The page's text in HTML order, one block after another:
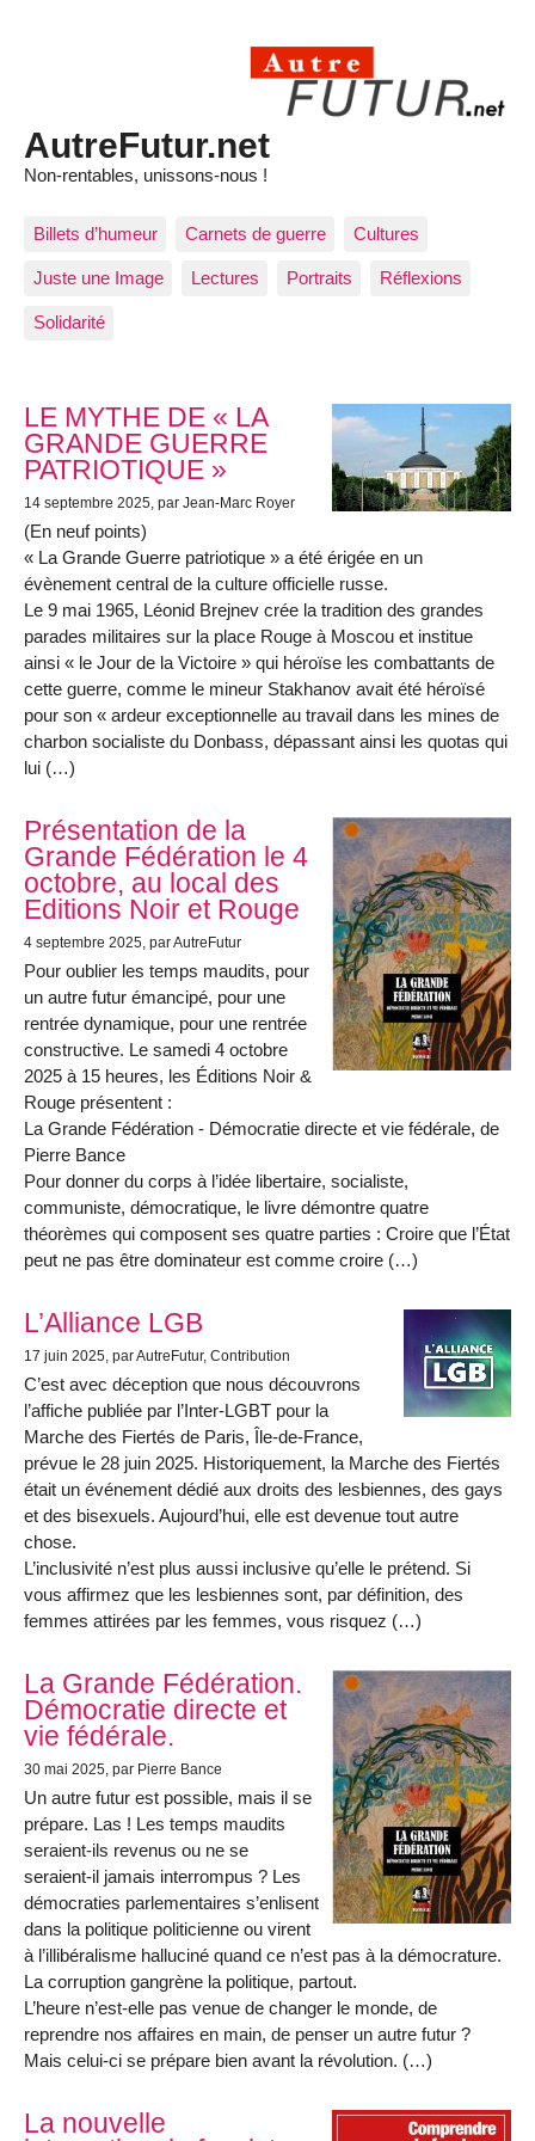
AutreFutur.net
Non-rentables, unissons-nous !
Billets d’humeur Carnets de guerre Cultures
Juste une Image Lectures Portraits Réflexions
Solidarité
Articles les plus récents
LE MYTHE DE « LA
GRANDE GUERRE
PATRIOTIQUE »
14 septembre 2025, par Jean-Marc Royer
(En neuf points)
« La Grande Guerre patriotique » a été érigée en un
évènement central de la culture officielle russe.
Le 9 mai 1965, Léonid Brejnev crée la tradition des grandes
parades militaires sur la place Rouge à Moscou et institue
ainsi « le Jour de la Victoire » qui héroïse les combattants de
cette guerre, comme le mineur Stakhanov avait été héroïsé
pour son « ardeur exceptionnelle au travail dans les mines de
charbon socialiste du Donbass, dépassant ainsi les quotas qui
lui (…)
Présentation de la
Grande Fédération le 4
octobre, au local des
Editions Noir et Rouge
4 septembre 2025, par AutreFutur
Pour oublier les temps maudits, pour
un autre futur émancipé, pour une
rentrée dynamique, pour une rentrée
constructive. Le samedi 4 octobre
2025 à 15 heures, les Éditions Noir &
Rouge présentent :
La Grande Fédération - Démocratie directe et vie fédérale, de
Pierre Bance
Pour donner du corps à l’idée libertaire, socialiste,
communiste, démocratique, le livre démontre quatre
théorèmes qui composent ses quatre parties : Croire que l’État
peut ne pas être dominateur est comme croire (…)
L’Alliance LGB
17 juin 2025, par AutreFutur, Contribution
C’est avec déception que nous découvrons
l’affiche publiée par l’Inter-LGBT pour la
Marche des Fiertés de Paris, Île-de-France,
prévue le 28 juin 2025. Historiquement, la Marche des Fiertés
était un événement dédié aux droits des lesbiennes, des gays
et des bisexuels. Aujourd’hui, elle est devenue tout autre
chose.
L’inclusivité n’est plus aussi inclusive qu’elle le prétend. Si
vous affirmez que les lesbiennes sont, par définition, des
femmes attirées par les femmes, vous risquez (…)
La Grande Fédération.
Démocratie directe et
vie fédérale.
30 mai 2025 , par Pierre Bance
Un autre futur est possible, mais il se
prépare. Las ! Les temps maudits
seraient-ils revenus ou ne se
seraient-il jamais interrompus ? Les
démocraties parlementaires s’enlisent
dans la politique politicienne ou virent
à l’illibéralisme halluciné quand ce n’est pas à la démocrature.
La corruption gangrène la politique, partout.
L’heure n’est-elle pas venue de changer le monde, de
reprendre nos affaires en main, de penser un autre futur ?
Mais celui-ci se prépare bien avant la révolution. (…)
La nouvelle